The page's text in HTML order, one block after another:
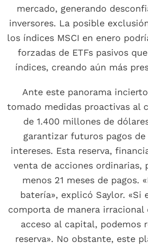
mercado, generando
inversores. La posible
los índices MSCI en enero
forzadas de ETFs pasivos
índices, creando aún más
Ante este panorama
tomado medidas proactivas al
de 1.400 millones de
garantizar futuros pagos de
intereses. Esta reserva,
venta de acciones ordinarias,
menos 21 meses de pagos.
batería», explicó Saylor. «Si
comporta de manera
acceso al capital, podemos
reserva». No obstante, este